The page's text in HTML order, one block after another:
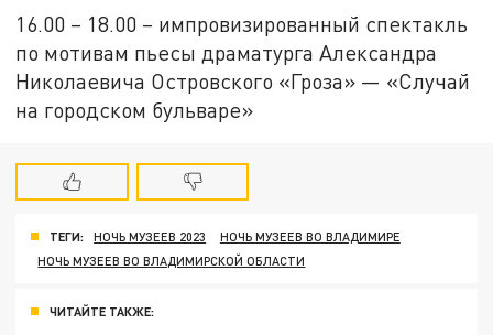
16.00 – 18.00 – импровизированный спектакль
по мотивам пьесы драматурга Александра
Николаевича Островского «Гроза» — «Случай
на городском бульваре»
ТЕГИ: НОЧЬ МУЗЕЕВ 2023
НОЧЬ МУЗЕЕВ ВО ВЛАДИМИРЕ
НОЧЬ МУЗЕЕВ ВО ВЛАДИМИРСКОЙ ОБЛАСТИ
ЧИТАЙТЕ ТАКЖЕ: